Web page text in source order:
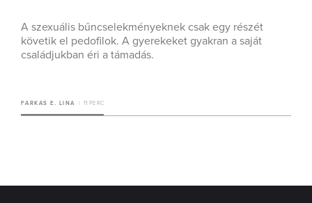
A szexuális bűncselekményeknek csak egy részét
követik el pedofilok. A gyerekeket gyakran a saját
családjukban éri a támadás.
FARKAS E. LINA 11 PERC